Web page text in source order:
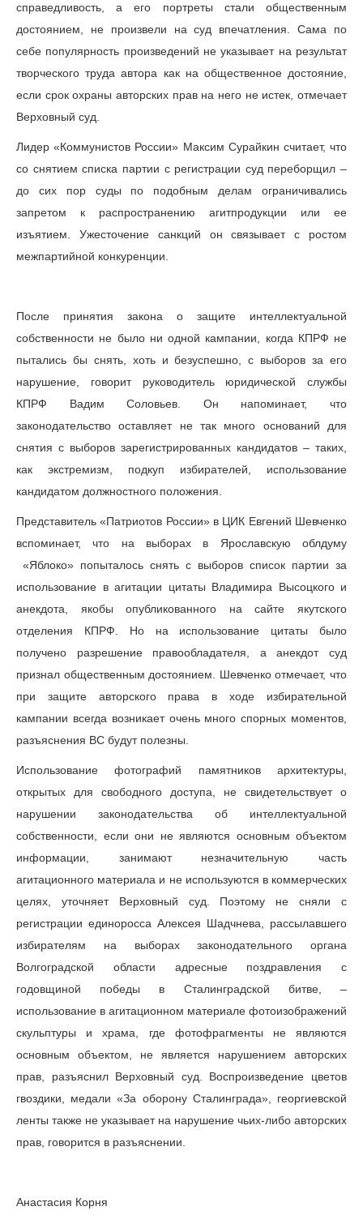
справедливость, а его портреты стали общественным
достоянием, не произвели на суд впечатления. Сама по
себе популярность произведений не указывает на результат
творческого труда автора как на общественное достояние,
если срок охраны авторских прав на него не истек, отмечает
Верховный суд.
Лидер «Коммунистов России» Максим Сурайкин считает, что
со снятием списка партии с регистрации суд переборщил –
до сих пор суды по подобным делам ограничивались
запретом к распространению агитпродукции или ее
изъятием. Ужесточение санкций он связывает с ростом
межпартийной конкуренции.
После принятия закона о защите интеллектуальной
собственности не было ни одной кампании, когда КПРФ не
пытались бы снять, хоть и безуспешно, с выборов за его
нарушение, говорит руководитель юридической службы
КПРФ Вадим Соловьев. Он напоминает, что
законодательство оставляет не так много оснований для
снятия с выборов зарегистрированных кандидатов – таких,
как экстремизм, подкуп избирателей, использование
кандидатом должностного положения.
Представитель «Патриотов России» в ЦИК Евгений Шевченко
вспоминает, что на выборах в Ярославскую облдуму
«Яблоко» попыталось снять с выборов список партии за
использование в агитации цитаты Владимира Высоцкого и
анекдота, якобы опубликованного на сайте якутского
отделения КПРФ. Но на использование цитаты было
получено разрешение правообладателя, а анекдот суд
признал общественным достоянием. Шевченко отмечает, что
при защите авторского права в ходе избирательной
кампании всегда возникает очень много спорных моментов,
разъяснения ВС будут полезны.
Использование фотографий памятников архитектуры,
открытых для свободного доступа, не свидетельствует о
нарушении законодательства об интеллектуальной
собственности, если они не являются основным объектом
информации, занимают незначительную часть
агитационного материала и не используются в коммерческих
целях, уточняет Верховный суд. Поэтому не сняли с
регистрации единоросса Алексея Шадчнева, рассылавшего
избирателям на выборах законодательного органа
Волгоградской области адресные поздравления с
годовщиной победы в Сталинградской битве, –
использование в агитационном материале фотоизображений
скульптуры и храма, где фотофрагменты не являются
основным объектом, не является нарушением авторских
прав, разъяснил Верховный суд. Воспроизведение цветов
гвоздики, медали «За оборону Сталинграда», георгиевской
ленты также не указывает на нарушение чьих-либо авторских
прав, говорится в разъяснении.
Анастасия Корня